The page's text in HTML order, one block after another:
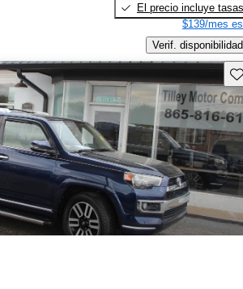
El precio incluye tasas
$139/mes
Verif. disponibilidad